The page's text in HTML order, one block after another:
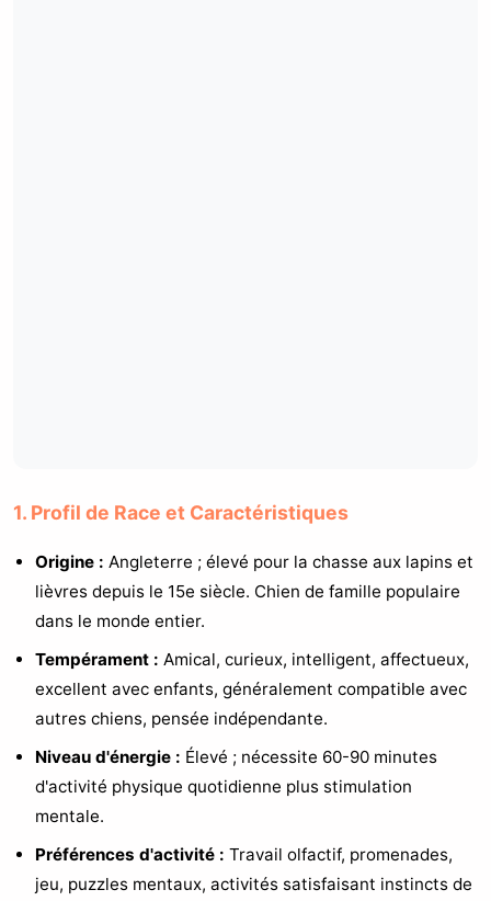
1. Profil de Race et Caractéristiques
Origine : Angleterre ; élevé pour la chasse aux lapins et
lièvres depuis le 15e siècle. Chien de famille populaire
dans le monde entier.
Tempérament : Amical, curieux, intelligent, affectueux,
excellent avec enfants, généralement compatible avec
autres chiens, pensée indépendante.
Niveau d'énergie : Élevé ; nécessite 60-90 minutes
d'activité physique quotidienne plus stimulation
mentale.
Préférences d'activité : Travail olfactif, promenades,
jeu, puzzles mentaux, activités satisfaisant instincts de